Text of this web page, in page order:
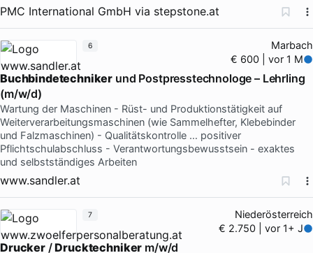
PMC International GmbH via stepstone.at
Marbach
€ 600 | vor 1 M
Buchbindetechniker und Postpresstechnologe – Lehrling
(m/w/d)
Wartung der Maschinen - Rüst- und Produktionstätigkeit auf
Weiterverarbeitungsmaschinen (wie Sammelhefter, Klebebinder
und Falzmaschinen) - Qualitätskontrolle … positiver
Pflichtschulabschluss - Verantwortungsbewusstsein - exaktes
und selbstständiges Arbeiten
www.sandler.at
6
Niederösterreich
€ 2.750 | vor 1+ J
Drucker/Drucktechniker m/w/d
7